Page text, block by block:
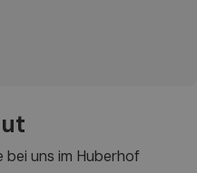
bei uns im Huberhof